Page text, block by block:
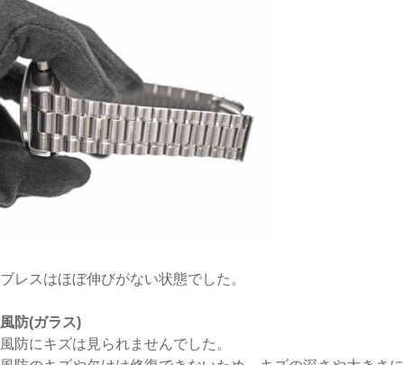
ブレスはほぼ伸びがない状態でした。
風防(ガラス)
風防にキズは見られませんでした。